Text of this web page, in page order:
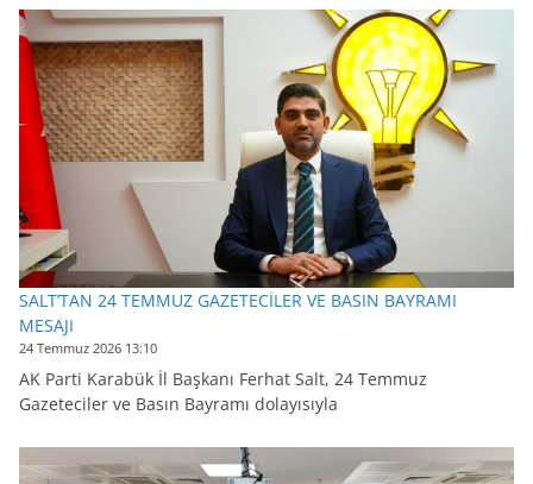
SALT’TAN 24 TEMMUZ GAZETECİLER VE BASIN BAYRAMI
MESAJI
24 Temmuz 2026 13:10
AK Parti Karabük İl Başkanı Ferhat Salt, 24 Temmuz
Gazeteciler ve Basın Bayramı dolayısıyla